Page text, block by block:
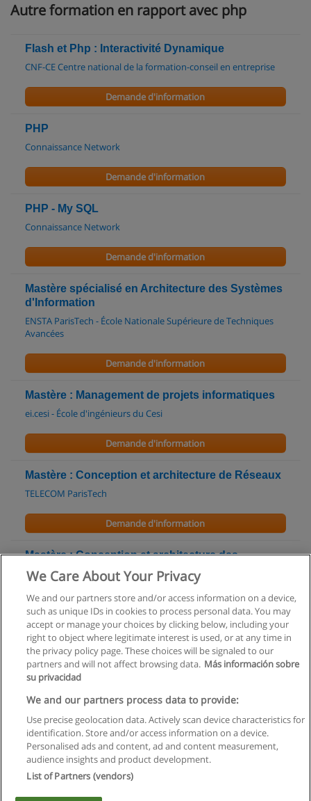
Autre formation en rapport avec php
Flash et Php : Interactivité Dynamique
CNF-CE Centre national de la formation-conseil en entreprise
Demande d'information
PHP
Connaissance Network
Demande d'information
PHP - My SQL
Connaissance Network
Demande d'information
Mastère spécialisé en Architecture des Systèmes
d'Information
ENSTA ParisTech - École Nationale Supérieure de Techniques
Avancées
Demande d'information
Mastère : Management de projets informatiques
ei.cesi - École d'ingénieurs du Cesi
Demande d'information
Mastère : Conception et architecture de Réseaux
TELECOM ParisTech
Demande d'information
Mastère : Conception et architecture des
systèmes informatiques
Demande d'information
Règles d'utilisation
Confidentialité des données
Contacter Educaedu
Copyright © Educaedu Business S.L. - CIF : B-95610580: -
We Care About Your Privacy
We and our partners store and/or access information on a device,
such as unique IDs in cookies to process personal data. You may
accept or manage your choices by clicking below, including your
right to object where legitimate interest is used, or at any time in
the privacy policy page. These choices will be signaled to our
partners and will not affect browsing data. Más información sobre
su privacidad
We and our partners process data to provide:
Use precise geolocation data. Actively scan device characteristics for
identification. Store and/or access information on a device.
Personalised ads and content, ad and content measurement,
audience insights and product development.
List of Partners (vendors)